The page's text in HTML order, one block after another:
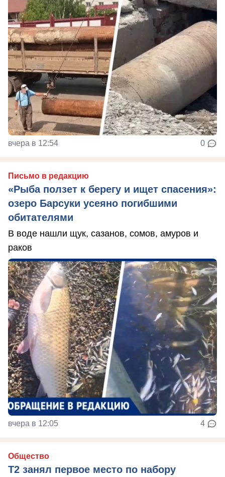
вчера в 12:54 0
Письмо в редакцию
«Рыба ползет к берегу и ищет спасения»:
озеро Барсуки усеяно погибшими
обитателями
В воде нашли щук, сазанов, сомов, амуров и
раков
вчера в 12:05 4
Общество
Т2 занял первое место по набору